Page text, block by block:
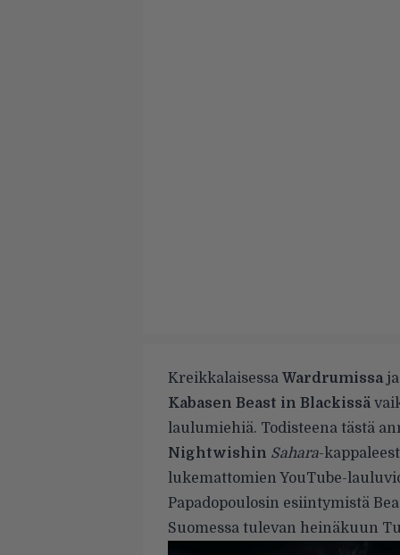
Kreikkalaisessa Wardrumissaja
Kabasen Beast in Blackissä
laulumiehiä. Todisteena tästä
Nightwishin Sahara-
lukemattomien YouTube-
Papadopoulosin esiintymistä
Suomessa tulevan heinäkuun